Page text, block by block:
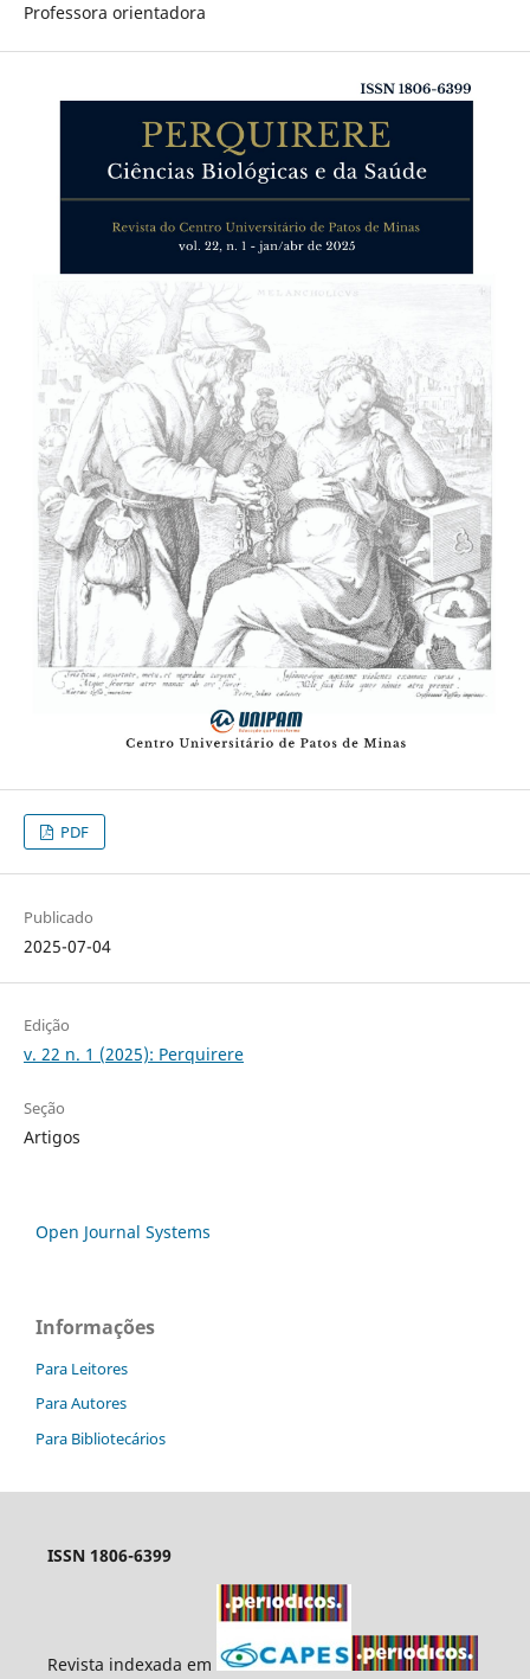
Professora orientadora
PDF
Publicado
2025-07-04
Edição
v. 22 n. 1 (2025): Perquirere
Seção
Artigos
Open Journal Systems
Informações
Para Leitores
Para Autores
Para Bibliotecários
ISSN 1806-6399
Revista indexada em